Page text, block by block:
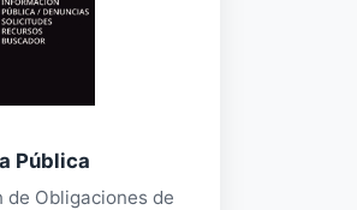
Pública
de Obligaciones de